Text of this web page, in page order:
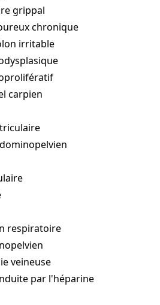
grippal
chronique
irritable
carpien
respiratoire
veineuse
par l'héparine